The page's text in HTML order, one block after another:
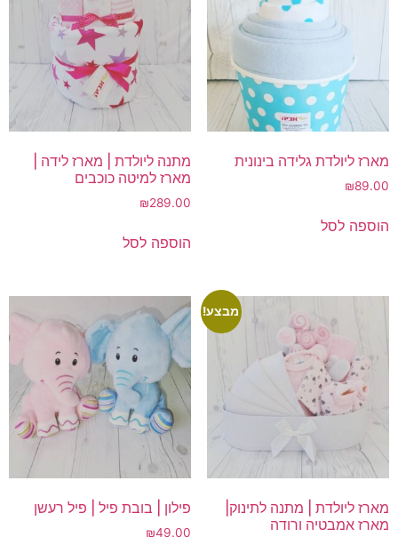
מארז ליולדת גלידה בינונית
₪89.00
הוספה לסל
מתנה ליולדת | מארז לידה |
מארז למיטה כוכבים
₪289.00
הוספה לסל
מבצע!
מארז ליולדת | מתנה לתינוק|
מארז אמבטיה ורודה
פילון | בובת פיל | פיל רעשן
₪49.00